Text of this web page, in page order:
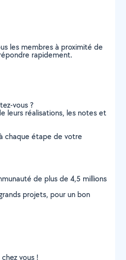
les membres à proximité de
rapidement.
vous ?
leurs réalisations, les notes et
chaque étape de votre
de plus de 4,5 millions
projets, pour un bon
vous !